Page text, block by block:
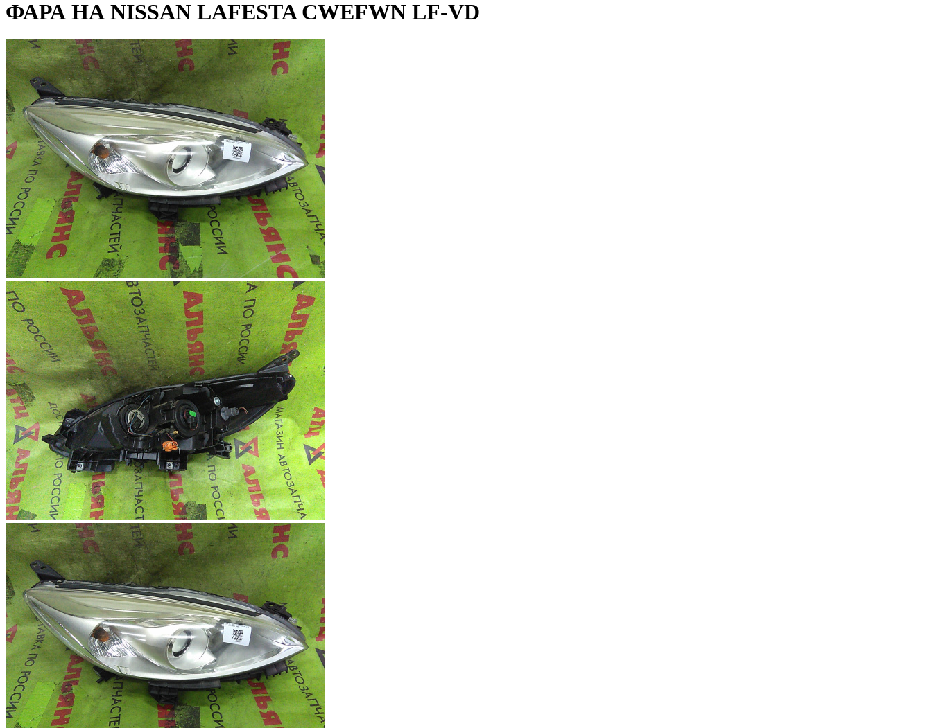
ФАРА НА NISSAN LAFESTA CWEFWN LF-VD